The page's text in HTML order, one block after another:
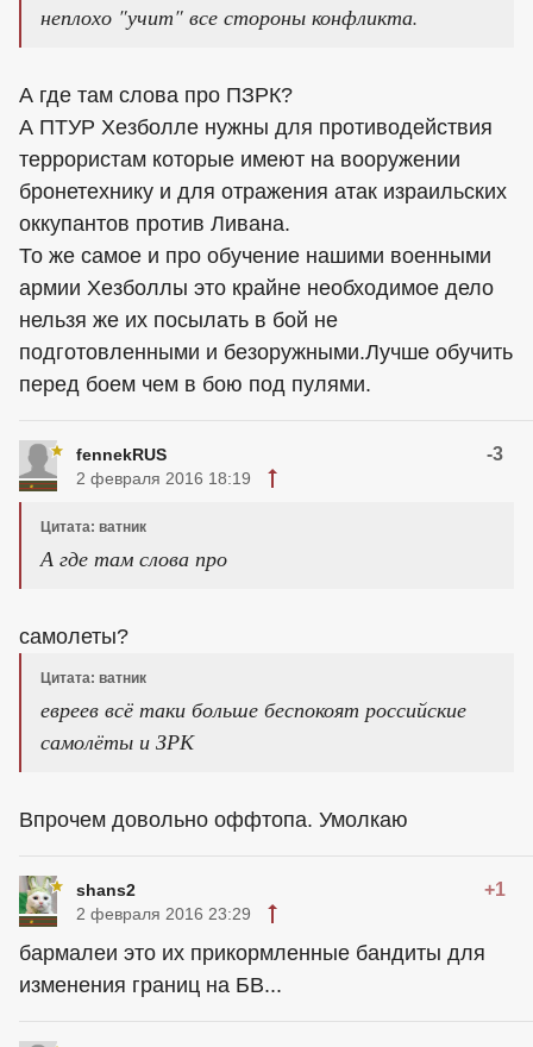
неплохо "учит" все стороны конфликта.
А где там слова про ПЗРК?
А ПТУР Хезболле нужны для противодействия
террористам которые имеют на вооружении
бронетехнику и для отражения атак израильских
оккупантов против Ливана.
То же самое и про обучение нашими военными
армии Хезболлы это крайне необходимое дело
нельзя же их посылать в бой не
подготовленными и безоружными.Лучше обучить
перед боем чем в бою под пулями.
fennekRUS -3
2 февраля 2016 18:19
Цитата: ватник
А где там слова про
самолеты?
Цитата: ватник
евреев всё таки больше беспокоят российские
самолёты и ЗРК
Впрочем довольно оффтопа. Умолкаю
shans2 +1
2 февраля 2016 23:29
бармалеи это их прикормленные бандиты для
изменения границ на БВ...